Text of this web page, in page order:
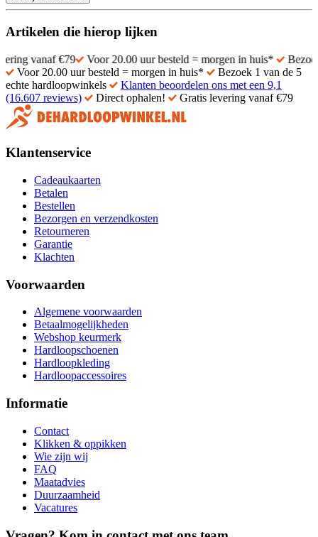
Artikelen die hierop lijken
€79 Voor 20.00 uur besteld = morgen in huis*
Bezoek 1 van
Voor 20.00 uur besteld = morgen in huis*
Bezoek 1 van de 5
echte hardloopwinkels
Klanten beoordelen ons met een 9,1
(16.607 reviews)
Direct ophalen! Gratis levering vanaf €79
Klantenservice
Cadeaukaarten
Betalen
Bestellen
Bezorgen en verzendkosten
Retourneren
Garantie
Klachten
Voorwaarden
Algemene voorwaarden
Betaalmogelijkheden
Webshop keurmerk
Hardloopschoenen
Hardloopkleding
Hardloopaccessoires
Informatie
Contact
Klikken & oppikken
Wie zijn wij
FAQ
Maatadvies
Duurzaamheid
Vacatures